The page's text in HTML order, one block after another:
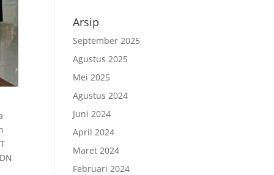
Arsip
September 2025
Agustus 2025
Mei 2025
Agustus 2024
Juni 2024
April 2024
Maret 2024
Februari 2024